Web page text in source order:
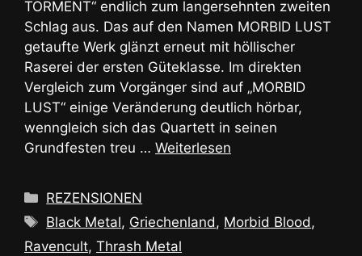
TORMENT“ endlich zum langersehnten zweiten
Schlag aus. Das auf den Namen MORBID LUST
getaufte Werk glänzt erneut mit höllischer
Raserei der ersten Güteklasse. Im direkten
Vergleich zum Vorgänger sind auf „MORBID
LUST“ einige Veränderung deutlich hörbar,
wenngleich sich das Quartett in seinen
Grundfesten treu … Weiterlesen
Kategorien
REZENSIONEN
Schlagwörter
Black Metal, Griechenland, Morbid Blood,
Ravencult, Thrash Metal